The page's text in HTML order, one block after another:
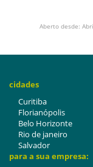
Aberto desde:
cidades
Curitiba
Florianópolis
Belo Horizonte
Rio de janeiro
Salvador
para a sua empresa: